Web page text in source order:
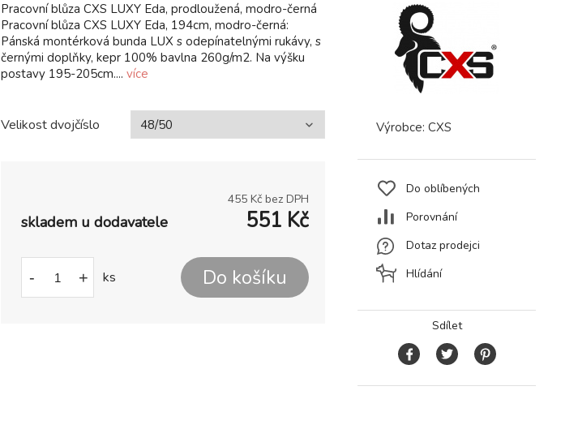
Pracovní blůza CXS LUXY Eda, prodloužená, modro-černá
Pracovní blůza CXS LUXY Eda, 194cm, modro-černá:
Pánská montérková bunda LUX s odepínatelnými rukávy, s
černými doplňky, kepr 100% bavlna 260g/m2. Na výšku
postavy 195-205cm.... více
Velikost dvojčíslo
455 Kč bez DPH
skladem u dodavatele 551 Kč
- + ks Do košíku
Výrobce: CXS
Do oblíbených
Porovnání
Dotaz prodejci
Hlídání
Sdílet